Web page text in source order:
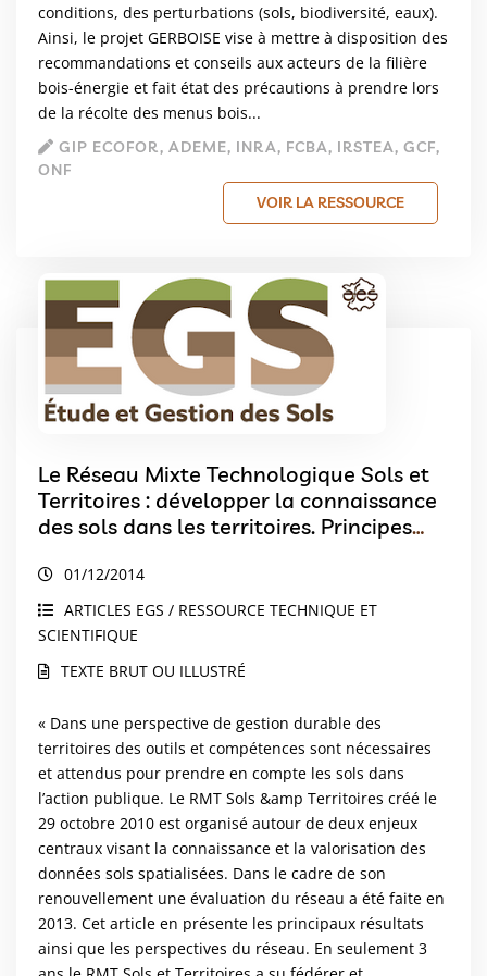
conditions, des perturbations (sols, biodiversité, eaux).
Ainsi, le projet GERBOISE vise à mettre à disposition des
recommandations et conseils aux acteurs de la filière
bois-énergie et fait état des précautions à prendre lors
de la récolte des menus bois...
GIP ECOFOR, ADEME, INRA, FCBA, IRSTEA, GCF,
ONF
VOIR LA RESSOURCE
Le Réseau Mixte Technologique Sols et
Territoires : développer la connaissance
des sols dans les territoires. Principes
01/12/2014
ARTICLES EGS / RESSOURCE TECHNIQUE ET
SCIENTIFIQUE
TEXTE BRUT OU ILLUSTRÉ
« Dans une perspective de gestion durable des
territoires des outils et compétences sont nécessaires
et attendus pour prendre en compte les sols dans
l’action publique. Le RMT Sols &amp Territoires créé le
29 octobre 2010 est organisé autour de deux enjeux
centraux visant la connaissance et la valorisation des
données sols spatialisées. Dans le cadre de son
renouvellement une évaluation du réseau a été faite en
2013. Cet article en présente les principaux résultats
ainsi que les perspectives du réseau. En seulement 3